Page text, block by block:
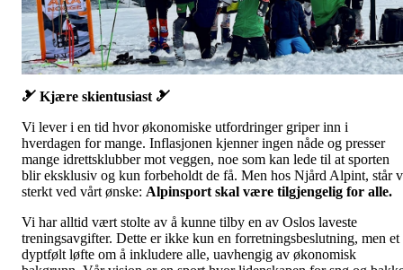
🎿 Kjære skientusiast 🎿
Vi lever i en tid hvor økonomiske utfordringer griper inn i
hverdagen for mange. Inflasjonen kjenner ingen nåde og presser
mange idrettsklubber mot veggen, noe som kan lede til at sporten
blir eksklusiv og kun forbeholdt de få. Men hos Njård Alpint, står
sterkt ved vårt ønske: Alpinsport skal være tilgjengelig for alle.
Vi har alltid vært stolte av å kunne tilby en av Oslos laveste
treningsavgifter. Dette er ikke kun en forretningsbeslutning, men et
dyptfølt løfte om å inkludere alle, uavhengig av økonomisk